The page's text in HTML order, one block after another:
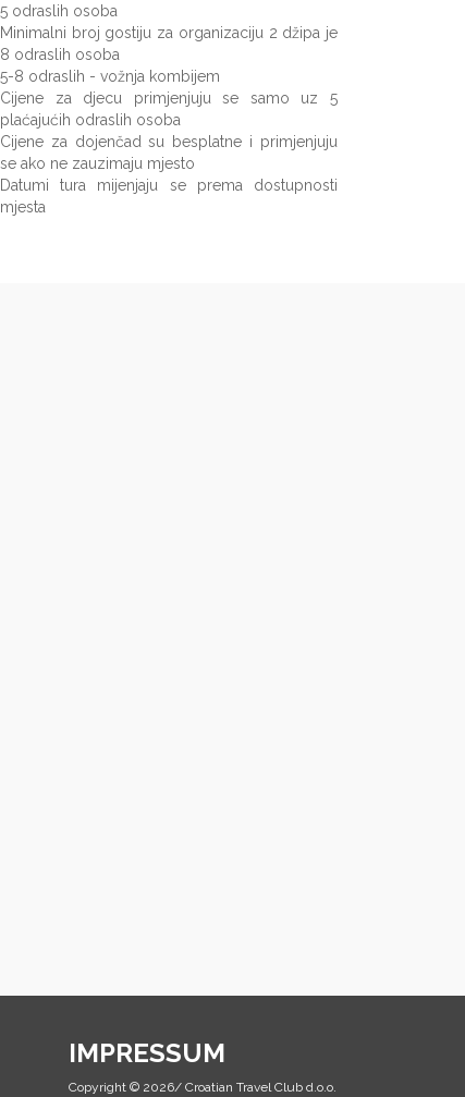
5 odraslih osoba
Minimalni broj gostiju za organizaciju 2 džipa je
8 odraslih osoba
5-8 odraslih - vožnja kombijem
Cijene za djecu primjenjuju se samo uz 5
plaćajućih odraslih osoba
Cijene za dojenčad su besplatne i primjenjuju
se ako ne zauzimaju mjesto
Datumi tura mijenjaju se prema dostupnosti
mjesta
IMPRESSUM
Copyright © 2026/ Croatian Travel Club d.o.o.